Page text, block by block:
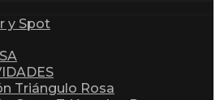
y Spot
Triángulo Rosa